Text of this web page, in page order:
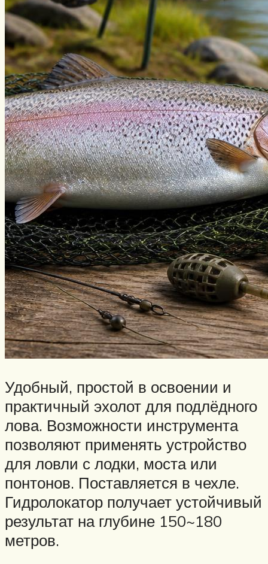
Удобный, простой в освоении и
практичный эхолот для подлёдного
лова. Возможности инструмента
позволяют применять устройство
для ловли с лодки, моста или
понтонов. Поставляется в чехле.
Гидролокатор получает устойчивый
результат на глубине 150~180
метров.